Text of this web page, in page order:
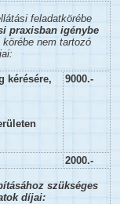
feladatkörébe
praxisban igénybe
nem tartozó
kérésére,
9000.-
2000.-
szükséges
díjai: